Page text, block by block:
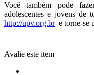
Você também pode
adolescentes e jovens de
http://upv.org.bre torne-se
Avalie este item